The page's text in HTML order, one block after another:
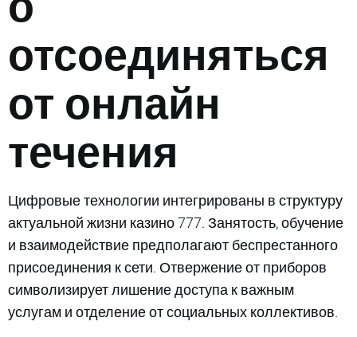
отсоединяться
от онлайн
течения
Цифровые технологии интегрированы в структуру
актуальной жизни казино 777. Занятость, обучение
и взаимодействие предполагают беспрестанного
присоединения к сети. Отвержение от приборов
символизирует лишение доступа к важным
услугам и отделение от социальных коллективов.